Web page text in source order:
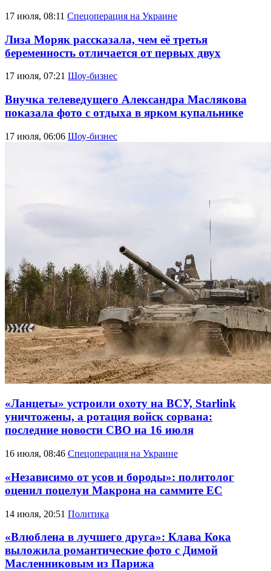
17 июля, 08:11 Спецоперация на Украине
Лиза Моряк рассказала, чем её третья
беременность отличается от первых двух
17 июля, 07:21 Шоу-бизнес
Внучка телеведущего Александра Маслякова
показала фото с отдыха в ярком купальнике
17 июля, 06:06 Шоу-бизнес
«Ланцеты» устроили охоту на ВСУ, Starlink
уничтожены, а ротация войск сорвана:
последние новости СВО на 16 июля
16 июля, 08:46 Спецоперация на Украине
«Независимо от усов и бороды»: политолог
оценил поцелуи Макрона на саммите ЕС
14 июля, 20:51 Политика
«Влюблена в лучшего друга»: Клава Кока
выложила романтические фото с Димой
Масленниковым из Парижа